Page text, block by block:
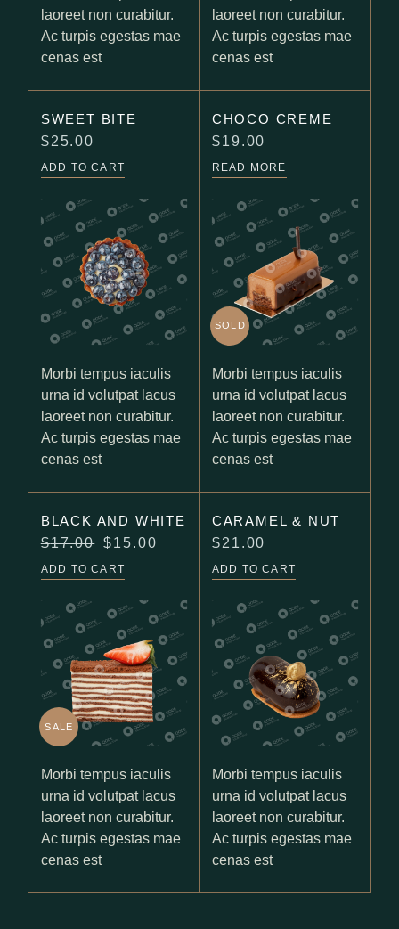
laoreet non curabitur.
Ac turpis egestas mae
cenas est
laoreet non curabitur.
Ac turpis egestas mae
cenas est
SWEET BITE
$25.00
ADD TO CART
Morbi tempus iaculis
urna id volutpat lacus
laoreet non curabitur.
Ac turpis egestas mae
cenas est
CHOCO CREME
$19.00
READ MORE
SOLD
Morbi tempus iaculis
urna id volutpat lacus
laoreet non curabitur.
Ac turpis egestas mae
cenas est
BLACK AND WHITE
$17.00
Original
price
was:
$15.00
Current
price
is:
ADD TO CART
SALE
Morbi tempus iaculis
urna id volutpat lacus
laoreet non curabitur.
Ac turpis egestas mae
cenas est
CARAMEL & NUT
$21.00
ADD TO CART
Morbi tempus iaculis
urna id volutpat lacus
laoreet non curabitur.
Ac turpis egestas mae
cenas est